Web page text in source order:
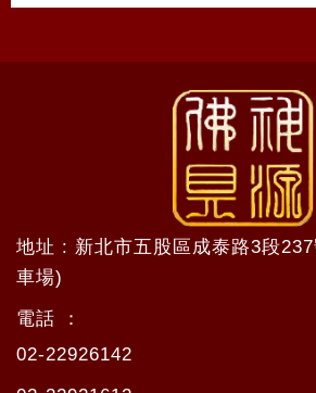
地址 : 新北市五股區成泰路3段
車場)
電話 ：
02-22926142